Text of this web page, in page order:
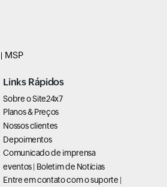
MSP
Links Rápidos
Sobre o Site24x7
Planos & Preços
Nossos clientes
Depoimentos
Comunicado de imprensa
eventos| Boletim de Notícias
Entre em contato com o suporte |